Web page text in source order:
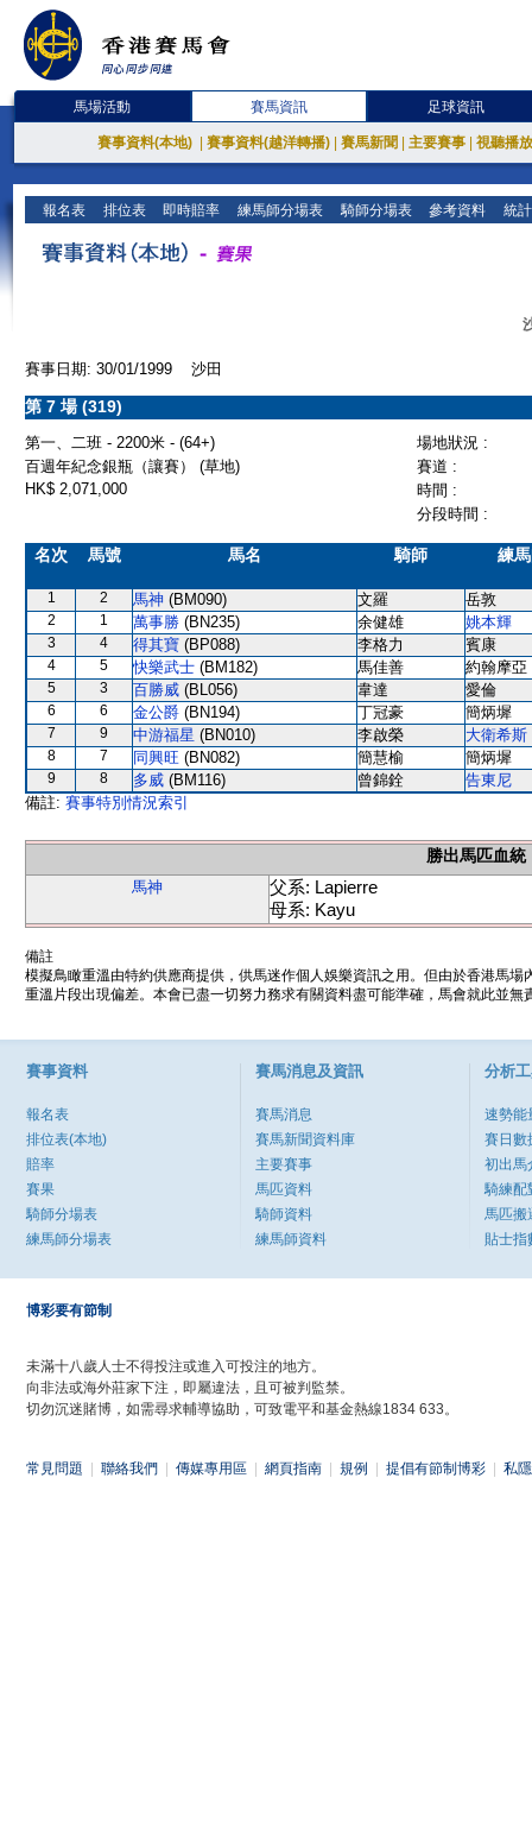
馬場活動 賽馬資訊 足球資訊
賽事資料(本地) 賽事資料(越洋轉播) 賽馬新聞 主要賽事 視聽播
報名表 排位表 即時賠率 練馬師分場表 騎師分場表 參考資料 統
賽事日期: 30/01/1999 沙田
第 7 場 (319)
第一、二班 - 2200米 - (64+)
場地狀況 :
百週年紀念銀瓶（讓賽） (草地)
賽道 :
HK$ 2,071,000
時間 :
分段時間 :
名次 馬號 馬名 騎師 練
1 2 馬神 (BM090) 文羅 岳敦
2 1 萬事勝 (BN235) 余健雄 姚本輝
3 4 得其寶 (BP088) 李格力 賓康
4 5 快樂武士 (BM182) 馬佳善 約翰摩亞
5 3 百勝威 (BL056) 韋達 愛倫
6 6 金公爵 (BN194) 丁冠豪 簡炳墀
7 9 中游福星 (BN010) 李啟榮 大衛希斯
8 7 同興旺 (BN082) 簡慧榆 簡炳墀
9 8 多威 (BM116) 曾錦銓
告東尼
備註: 賽事特別情況索引
勝出馬匹血統
馬神
父系: Lapierre
母系: Kayu
備註
模擬鳥瞰重溫由特約供應商提供，供馬迷作個人娛樂資訊之用。但由於香港馬
重溫片段出現偏差。本會已盡一切努力務求有關資料盡可能準確，馬會就此並
賽事資料
報名表
排位表(本地)
賠率
賽果
騎師分場表
練馬師分場表
賽馬消息及資訊
賽馬消息
賽馬新聞資料庫
主要賽事
馬匹資料
騎師資料
練馬師資料
分析
速勢能
賽日數
初出馬
騎練配
馬匹搬
貼士指
博彩要有節制
未滿十八歲人士不得投注或進入可投注的地方。
向非法或海外莊家下注，即屬違法，且可被判監禁。
切勿沉迷賭博，如需尋求輔導協助，可致電平和基金熱線1834 633。
常見問題 聯絡我們 傳媒專用區 網頁指南 規例 提倡有節制博彩 私